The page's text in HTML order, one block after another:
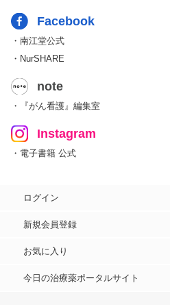
Facebook
・南江堂公式
・NurSHARE
note
・『がん看護』編集室
Instagram
・電子書籍 公式
ログイン
新規会員登録
お気に入り
今日の治療薬ポータルサイト